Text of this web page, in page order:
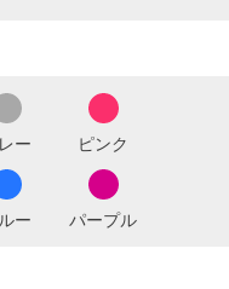
ー ピンク
ー パープル